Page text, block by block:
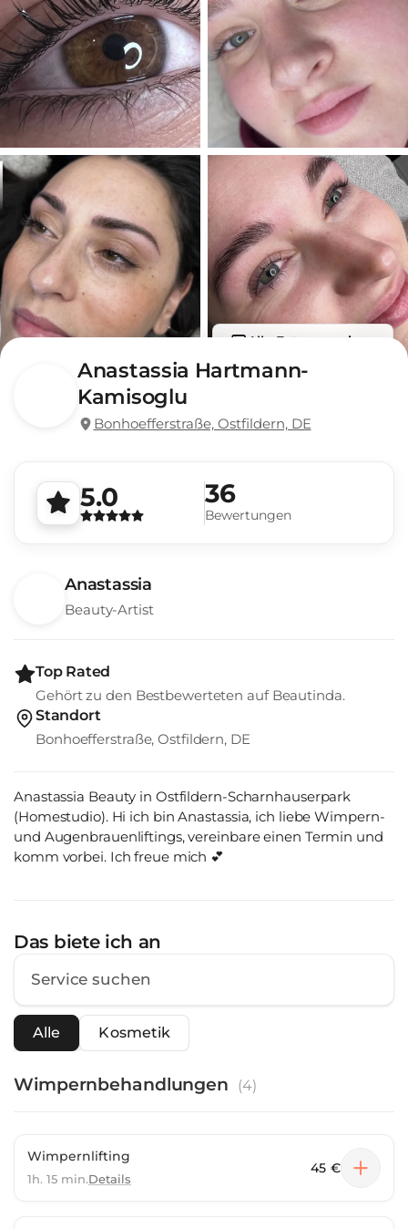
Alle Fotos anzeigen
Anastassia Hartmann-
Kamisoglu
Bonhoefferstraße, Ostfildern, DE
5.0 36
Bewertungen
Anastassia
Beauty-Artist
Top Rated
Gehört zu den Bestbewerteten auf Beautinda.
Standort
Bonhoefferstraße, Ostfildern, DE
Anastassia Beauty in Ostfildern-Scharnhauserpark
(Homestudio). Hi ich bin Anastassia, ich liebe Wimpern-
und Augenbrauenliftings, vereinbare einen Termin und
komm vorbei. Ich freue mich 💕
Das biete ich an
Alle Kosmetik
Wimpernbehandlungen (4)
Wimpernlifting
1h. 15 min.Details
45 €